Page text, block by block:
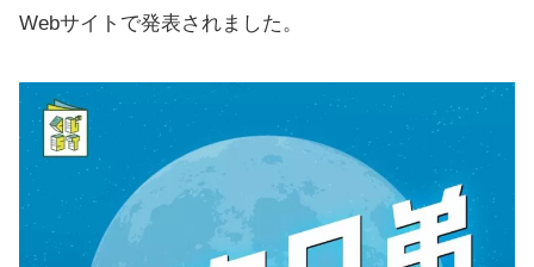
Webサイトで発表されました。